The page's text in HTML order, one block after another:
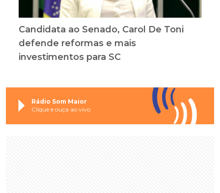
Candidata ao Senado, Carol De Toni
defende reformas e mais
investimentos para SC
Rádio Som Maior
Clique e ouça ao vivo